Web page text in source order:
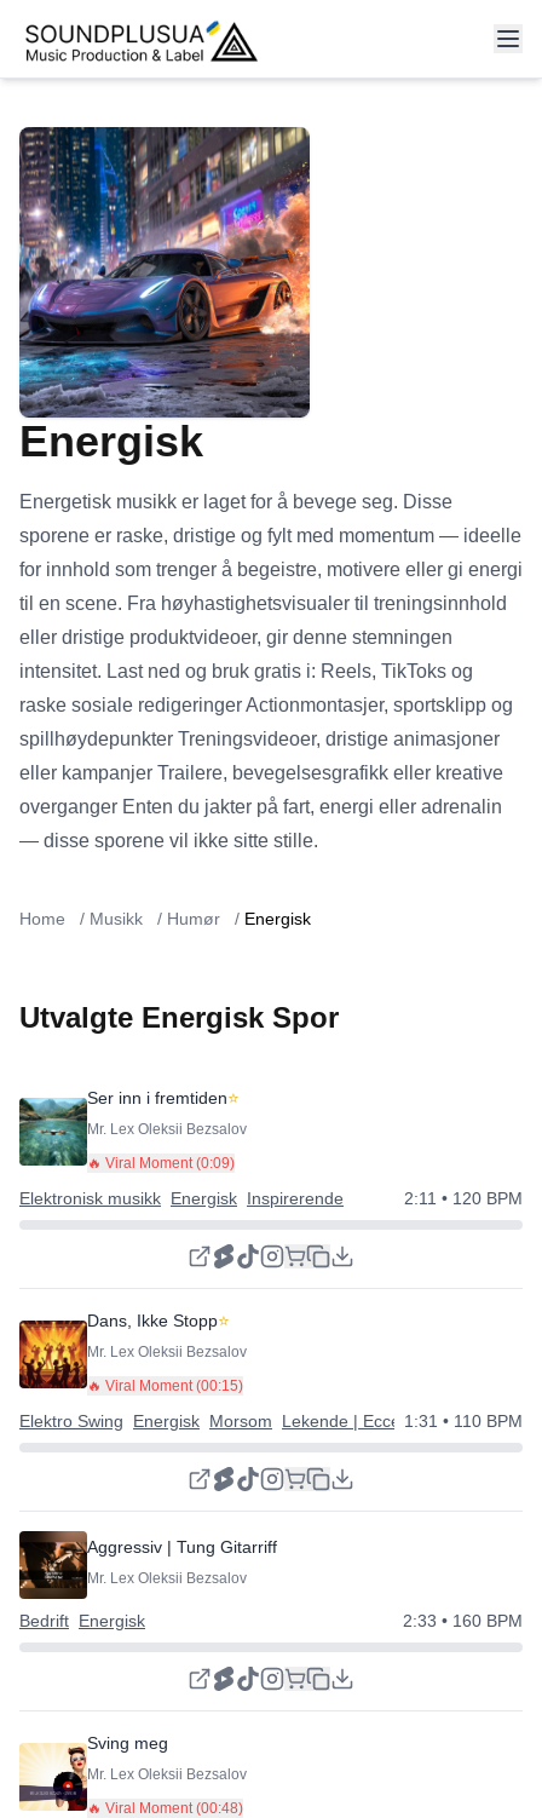
Energisk
Energetisk musikk er laget for å bevege seg. Disse
sporene er raske, dristige og fylt med momentum — ideelle
for innhold som trenger å begeistre, motivere eller gi energi
til en scene. Fra høyhastighetsvisualer til treningsinnhold
eller dristige produktvideoer, gir denne stemningen
intensitet. Last ned og bruk gratis i: Reels, TikToks og
raske sosiale redigeringer Actionmontasjer, sportsklipp og
spillhøydepunkter Treningsvideoer, dristige animasjoner
eller kampanjer Trailere, bevegelsesgrafikk eller kreative
overganger Enten du jakter på fart, energi eller adrenalin
— disse sporene vil ikke sitte stille.
Home / Musikk / Humør / Energisk
Utvalgte Energisk Spor
Ser inn i fremtiden⭐
Mr. Lex Oleksii Bezsalov
🔥 Viral Moment (0:09)
Elektronisk musikk Energisk Inspirerende 2:11 • 120 BPM
Dans, Ikke Stopp⭐
Mr. Lex Oleksii Bezsalov
🔥 Viral Moment (00:15)
Elektro Swing Energisk Morsom Lekende | Eccentrisk | Glad
1:31 • 110 BPM
Aggressiv | Tung Gitarriff
Mr. Lex Oleksii Bezsalov
Bedrift Energisk 2:33 • 160 BPM
Sving meg
Mr. Lex Oleksii Bezsalov
🔥 Viral Moment (00:48)